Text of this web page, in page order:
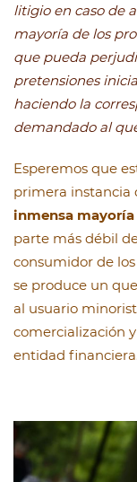
litigio en caso de
mayoría de los
que pueda
pretensiones
haciendo la
demandado al
Esperemos que
primera instancia
inmensa
parte más débil
consumidor de
se produce un
al usuario
comercialización
entidad